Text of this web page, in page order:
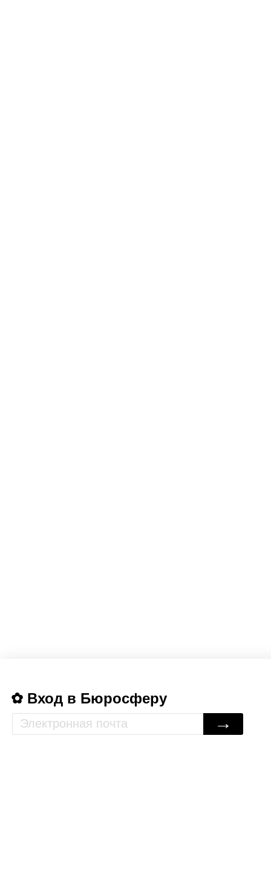
Вход в Бюросферу
→